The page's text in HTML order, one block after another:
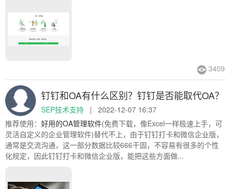
3409
钉钉和OA有什么区别？钉钉是否能取代OA？
SEP技术支持 |
2022-12-07 16:37
推荐使用： 好用的OA管理软件(免费下载，像Excel一样极速上手，可
灵活自定义的企业管理软件)替代不上，由于钉钉打卡和微信企业版，
通常是交流沟通，这一部分数据比较666干固，不容易有很多的个性
化规定，因此钉钉打卡和微信企业版，能把这些方面做...